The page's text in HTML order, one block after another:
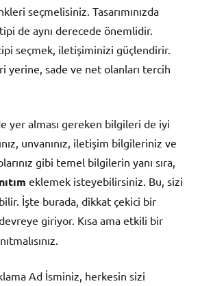
seçmelisiniz. Tasarımınızda
tipi de aynı derecede önemlidir.
seçmek, iletişiminizi güçlendirir.
yerine, sade ve net olanları tercih
yer alması gereken bilgileri de iyi
unvanınız, iletişim bilgileriniz ve
gibi temel bilgilerin yanı sıra,
eklemek isteyebilirsiniz. Bu, sizi
İşte burada, dikkat çekici bir
giriyor. Kısa ama etkili bir
Ad İsminiz, herkesin sizi